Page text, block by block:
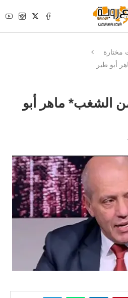
مختارة
أبو طير
الشغب* ماهر أبو